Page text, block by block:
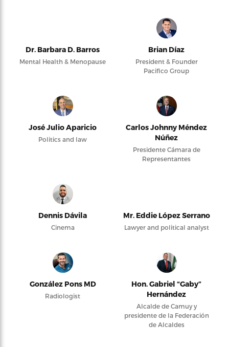
Dr. Barbara D. Barros
Mental Health & Menopause
Brian Díaz
President & Founder
Pacifico Group
José Julio Aparicio
Politics and law
Carlos Johnny Méndez
Núñez
Presidente Cámara de
Representantes
Dennis Dávila
Cinema
Mr. Eddie López Serrano
Lawyer and political analyst
González Pons MD
Radiologist
Hon. Gabriel “Gaby”
Hernández
Alcalde de Camuy y
presidente de la Federación
de Alcaldes